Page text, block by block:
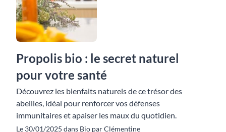
Propolis bio : le secret naturel
pour votre santé
Découvrez les bienfaits naturels de ce trésor des
abeilles, idéal pour renforcer vos défenses
immunitaires et apaiser les maux du quotidien.
Le 30/01/2025 dans Bio par Clémentine